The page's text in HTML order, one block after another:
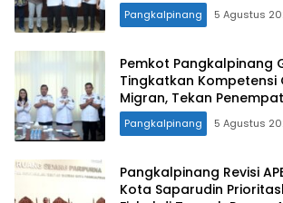
Pangkalpinang 5 Agustus
Pemkot Pangkalpinang
Tingkatkan Kompetensi
Migran, Tekan
Pangkalpinang 5 Agustus
Pangkalpinang Revisi
Kota Saparudin